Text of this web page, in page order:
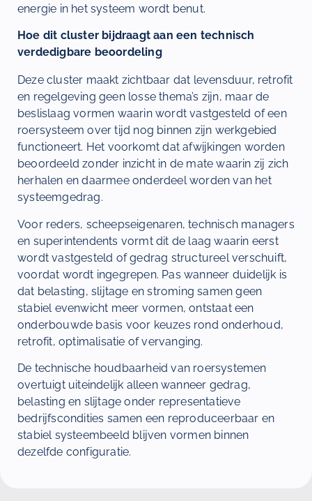
energie in het systeem wordt benut.
Hoe dit cluster bijdraagt aan een technisch
verdedigbare beoordeling
Deze cluster maakt zichtbaar dat levensduur, retrofit
en regelgeving geen losse thema’s zijn, maar de
beslislaag vormen waarin wordt vastgesteld of een
roersysteem over tijd nog binnen zijn werkgebied
functioneert. Het voorkomt dat afwijkingen worden
beoordeeld zonder inzicht in de mate waarin zij zich
herhalen en daarmee onderdeel worden van het
systeemgedrag.
Voor reders, scheepseigenaren, technisch managers
en superintendents vormt dit de laag waarin eerst
wordt vastgesteld of gedrag structureel verschuift,
voordat wordt ingegrepen. Pas wanneer duidelijk is
dat belasting, slijtage en stroming samen geen
stabiel evenwicht meer vormen, ontstaat een
onderbouwde basis voor keuzes rond onderhoud,
retrofit, optimalisatie of vervanging.
De technische houdbaarheid van roersystemen
overtuigt uiteindelijk alleen wanneer gedrag,
belasting en slijtage onder representatieve
bedrijfscondities samen een reproduceerbaar en
stabiel systeembeeld blijven vormen binnen
dezelfde configuratie.